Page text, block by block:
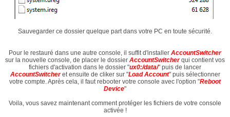
Sauvegarder ce dossier quelque part dans votre PC en toute sécurité.
Pour le restauré dans une autre console, il suffit d'installer AccountSwitcher
sur la nouvelle console, de placer le dossier AccountSwitcherqui contient vos
fichiers d'activation dans le dossier "ux0:/data/" puis de lancer
AccountSwitcheret ensuite de cliker sur "Load Account" puis sélectionner
votre compte. Après cela, il faut rebooter votre console avec l'option "Reboot
Device"
Voila, vous savez maintenant comment protéger les fichiers de votre console
activée !